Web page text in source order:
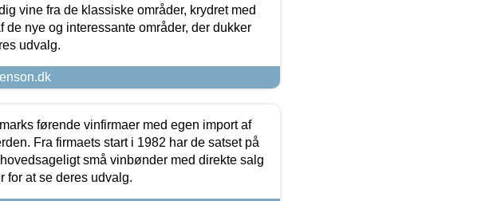
vine fra de klassiske områder, krydret med
de nye og interessante områder, der dukker
udvalg.
førende vinfirmaer med egen import af
Fra firmaets start i 1982 har de satset på
små vinbønder med direkte salg
for at se deres udvalg.